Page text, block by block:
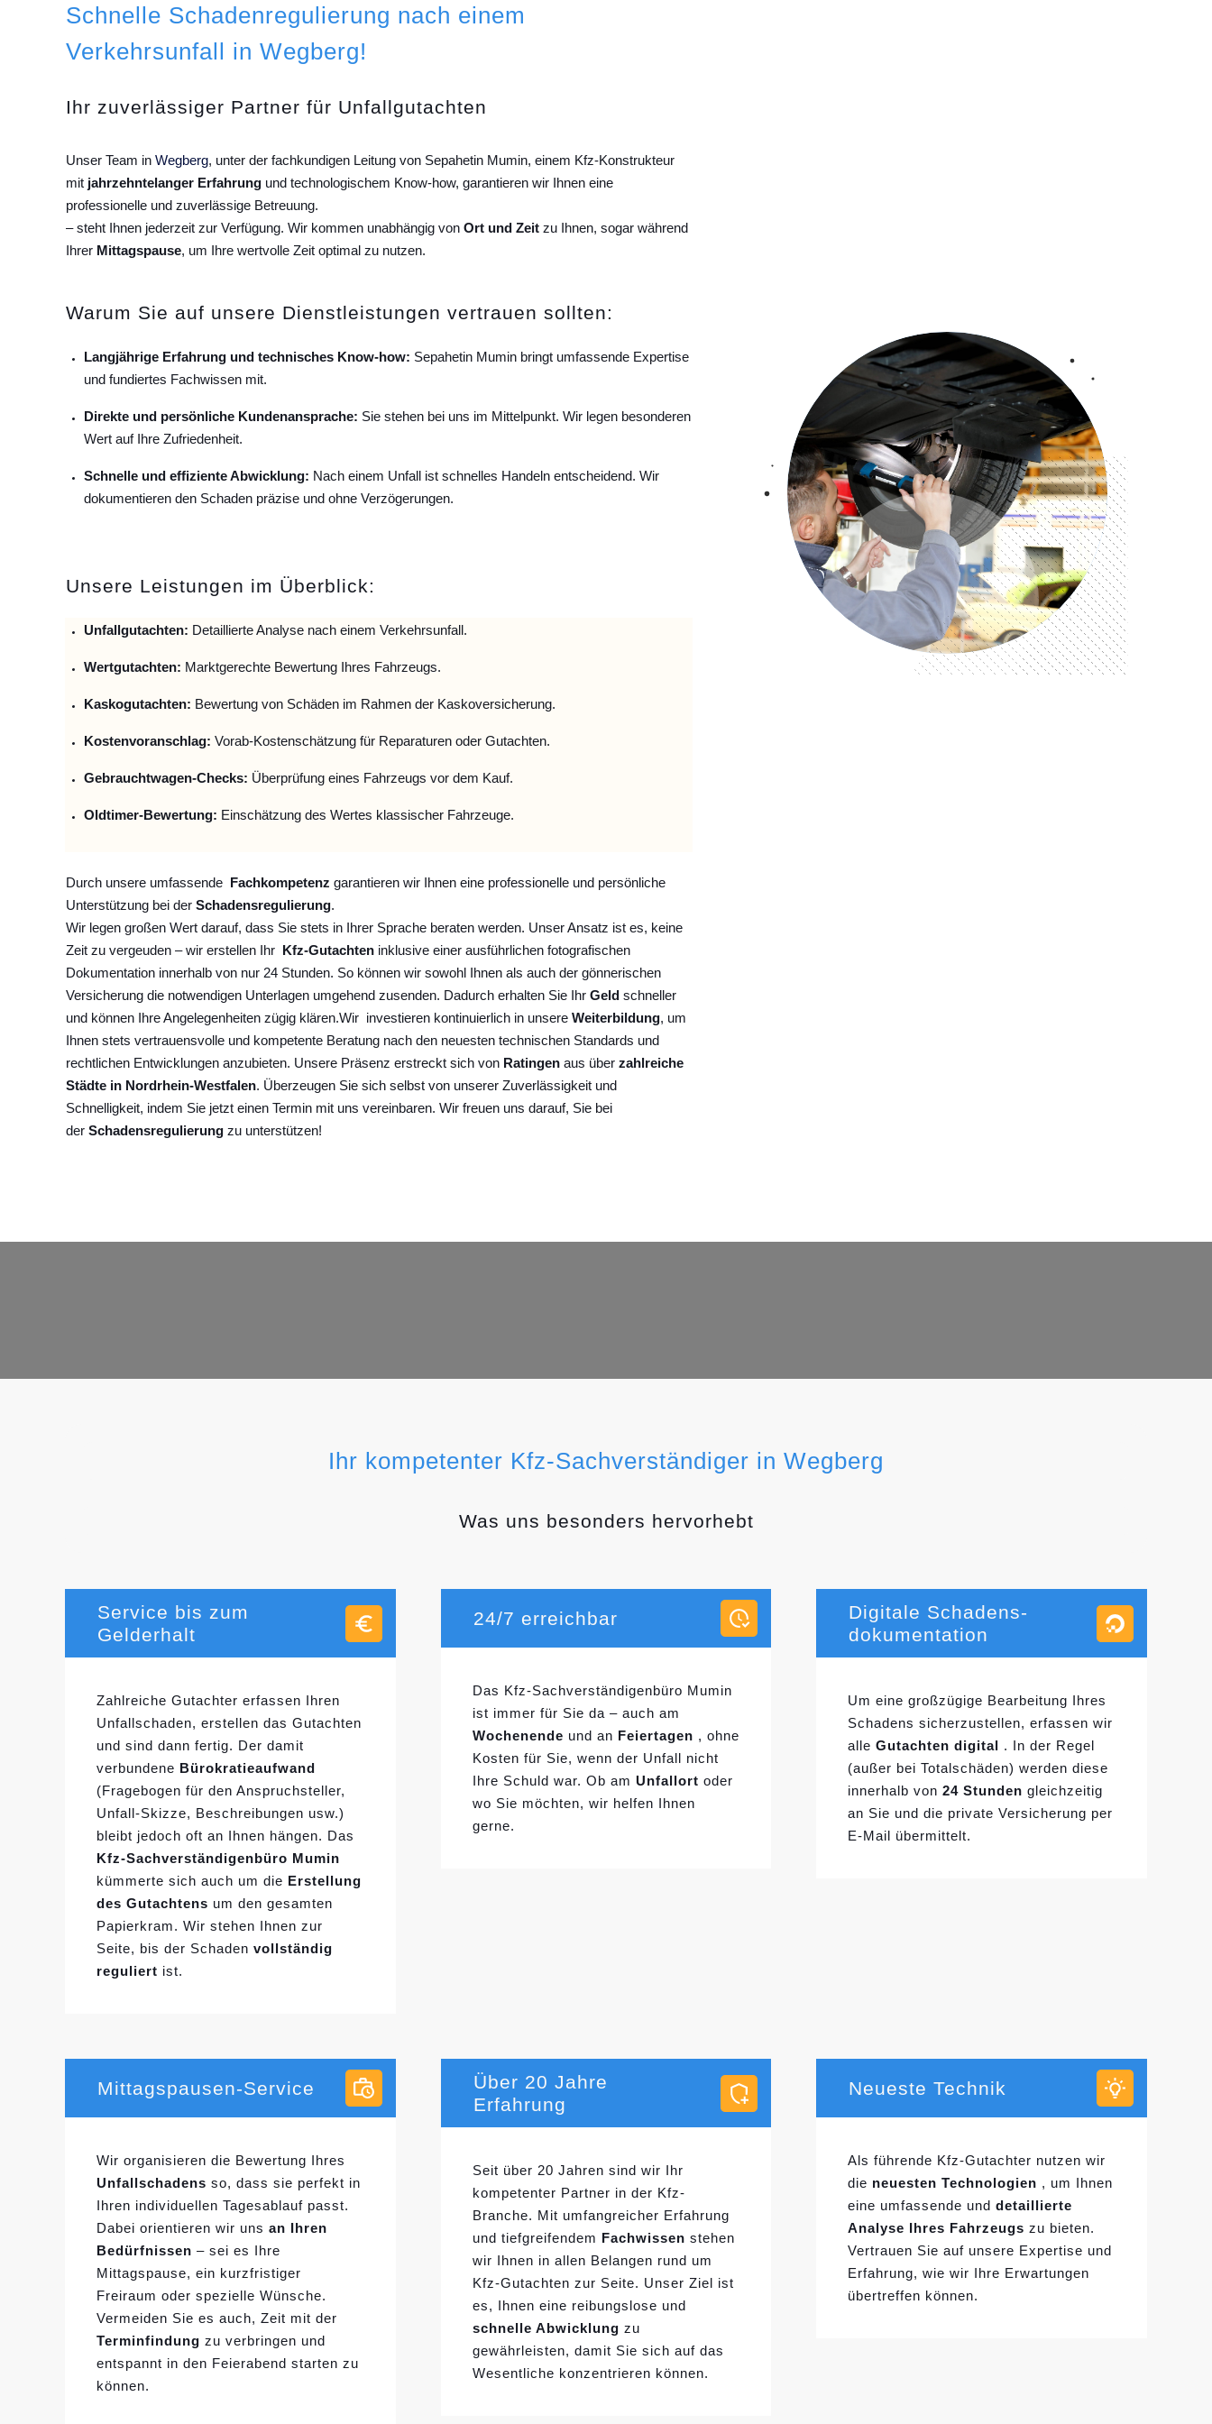
Schnelle Schadenregulierung nach einem
Verkehrsunfall in Wegberg!
Ihr zuverlässiger Partner für Unfallgutachten
Unser Team in Wegberg, unter der fachkundigen Leitung von Sepahetin Mumin, einem Kfz-Konstrukteur
mit jahrzehntelanger Erfahrung und technologischem Know-how, garantieren wir Ihnen eine
professionelle und zuverlässige Betreuung.
– steht Ihnen jederzeit zur Verfügung. Wir kommen unabhängig von Ort und Zeit zu Ihnen, sogar während
Ihrer Mittagspause, um Ihre wertvolle Zeit optimal zu nutzen.
Warum Sie auf unsere Dienstleistungen vertrauen sollten:
Langjährige Erfahrung und technisches Know-how: Sepahetin Mumin bringt umfassende Expertise
und fundiertes Fachwissen mit.
Direkte und persönliche Kundenansprache: Sie stehen bei uns im Mittelpunkt. Wir legen besonderen
Wert auf Ihre Zufriedenheit.
Schnelle und effiziente Abwicklung: Nach einem Unfall ist schnelles Handeln entscheidend. Wir
dokumentieren den Schaden präzise und ohne Verzögerungen.
Unsere Leistungen im Überblick:
Unfallgutachten: Detaillierte Analyse nach einem Verkehrsunfall.
Wertgutachten: Marktgerechte Bewertung Ihres Fahrzeugs.
Kaskogutachten: Bewertung von Schäden im Rahmen der Kaskoversicherung.
Kostenvoranschlag: Vorab-Kostenschätzung für Reparaturen oder Gutachten.
Gebrauchtwagen-Checks: Überprüfung eines Fahrzeugs vor dem Kauf.
Oldtimer-Bewertung: Einschätzung des Wertes klassischer Fahrzeuge.
Durch unsere umfassende Fachkompetenz garantieren wir Ihnen eine professionelle und persönliche
Unterstützung bei der Schadensregulierung.
Wir legen großen Wert darauf, dass Sie stets in Ihrer Sprache beraten werden. Unser Ansatz ist es, keine
Zeit zu vergeuden – wir erstellen Ihr
Kfz-Gutachten inklusive einer ausführlichen fotografischen
Dokumentation innerhalb von nur 24 Stunden. So können wir sowohl Ihnen als auch der gönnerischen
Versicherung die notwendigen Unterlagen umgehend zusenden. Dadurch erhalten Sie Ihr Geld schneller
und können Ihre Angelegenheiten zügig klären.Wir investieren kontinuierlich in unsere Weiterbildung, um
Ihnen stets vertrauensvolle und kompetente Beratung nach den neuesten technischen Standards und
rechtlichen Entwicklungen anzubieten. Unsere Präsenz erstreckt sich von Ratingen aus über zahlreiche
Städte in Nordrhein-Westfalen. Überzeugen Sie sich selbst von unserer Zuverlässigkeit und
Schnelligkeit, indem Sie jetzt einen Termin mit uns vereinbaren. Wir freuen uns darauf, Sie bei
der Schadensregulierung zu unterstützen!
Ihr kompetenter Kfz-Sachverständiger in Wegberg
Was uns besonders hervorhebt
Service bis zum
Gelderhalt
Zahlreiche Gutachter erfassen Ihren
Unfallschaden, erstellen das Gutachten
und sind dann fertig. Der damit
verbundene Bürokratieaufwand
(Fragebogen für den Anspruchsteller,
Unfall-Skizze, Beschreibungen usw.)
bleibt jedoch oft an Ihnen hängen. Das
Kfz-Sachverständigenbüro Mumin
kümmerte sich auch um die Erstellung
des Gutachtens um den gesamten
Papierkram. Wir stehen Ihnen zur
Seite, bis der Schaden vollständig
reguliert ist.
24/7 erreichbar
Das Kfz-Sachverständigenbüro Mumin
ist immer für Sie da – auch am
Wochenende und an Feiertagen , ohne
Kosten für Sie, wenn der Unfall nicht
Ihre Schuld war. Ob am Unfallort oder
wo Sie möchten, wir helfen Ihnen
gerne.
Digitale Schadens-
dokumentation
Um eine großzügige Bearbeitung Ihres
Schadens sicherzustellen, erfassen wir
alleGutachten digital
. In der Regel
(außer bei Totalschäden) werden diese
innerhalb von24 Stunden gleichzeitig
an Sie und die private Versicherung per
E-Mail übermittelt.
Mittagspausen-Service
Wir organisieren die Bewertung Ihres
Unfallschadens so, dass sie perfekt in
Ihren individuellen Tagesablauf passt.
Dabei orientieren wir uns an Ihren
Bedürfnissen – sei es Ihre
Mittagspause, ein kurzfristiger
Freiraum oder spezielle Wünsche.
Vermeiden Sie es auch, Zeit mit der
Terminfindung zu verbringen und
entspannt in den Feierabend starten zu
können.
Über 20 Jahre
Erfahrung
Seit über 20 Jahren sind wir Ihr
kompetenter Partner in der Kfz-
Branche. Mit umfangreicher Erfahrung
und tiefgreifendem Fachwissen stehen
wir Ihnen in allen Belangen rund um
Kfz-Gutachten zur Seite. Unser Ziel ist
es, Ihnen eine reibungslose und
schnelle Abwicklung zu
gewährleisten, damit Sie sich auf das
Wesentliche konzentrieren können.
Neueste Technik
Als führende Kfz-Gutachter nutzen wir
die neuesten Technologien , um Ihnen
eine umfassende unddetaillierte
Analyse Ihres Fahrzeugs zu bieten.
Vertrauen Sie auf unsere Expertise und
Erfahrung, wie wir Ihre Erwartungen
übertreffen können.